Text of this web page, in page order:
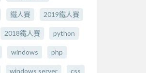
鐵人賽 2019鐵人賽
2018鐵人賽 python
windows php
windows server css